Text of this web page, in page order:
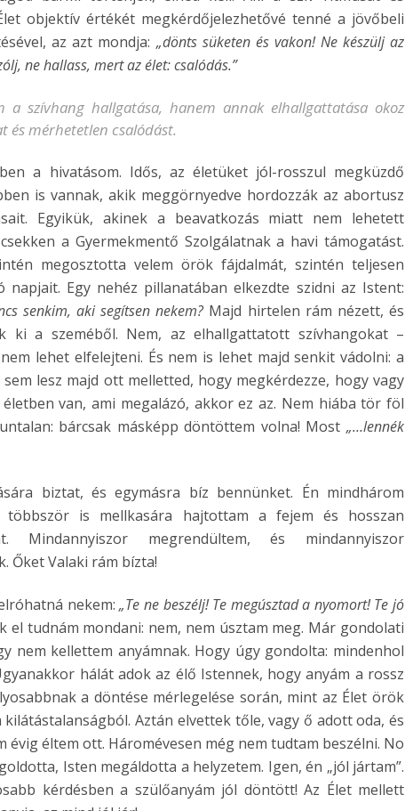
objektív értékét megkérdőjelezhetővé tenné a jövőbeli
az azt mondja: „dönts süketen és vakon! Ne készülj az
ne hallass, mert az élet: csalódás.”
a szívhang hallgatása, hanem annak elhallgattatása okoz
és mérhetetlen csalódást.
a hivatásom. Idős, az életüket jól-rosszul megküzdő
is vannak, akik meggörnyedve hordozzák az abortusz
Egyikük, akinek a beavatkozás miatt nem lehetett
a Gyermekmentő Szolgálatnak a havi támogatást.
megosztotta velem örök fájdalmát, szintén teljesen
Egy nehéz pillanatában elkezdte szidni az Istent:
senkim, aki segítsen nekem?Majd hirtelen rám nézett, és
ki a szeméből. Nem, az elhallgattatott szívhangokat –
lehet elfelejteni. És nem is lehet majd senkit vádolni: a
lesz majd ott melletted, hogy megkérdezze, hogy vagy
van, ami megalázó, akkor ez az. Nem hiába tör föl
bárcsak másképp döntöttem volna! Most „…lennék
biztat, és egymásra bíz bennünket. Én mindhárom
többször is mellkasára hajtottam a fejem és hosszan
Mindannyiszor megrendültem, és mindannyiszor
Őket Valaki rám bízta!
nekem:„Te ne beszélj! Te megúsztad a nyomort! Te jó
el tudnám mondani: nem, nem úsztam meg. Már gondolati
nem kellettem anyámnak. Hogy úgy gondolta: mindenhol
hálát adok az élő Istennek, hogy anyám a rossz
a döntése mérlegelése során, mint az Élet örök
Aztán elvettek tőle, vagy ő adott oda, és
évig éltem ott. Háromévesen még nem tudtam beszélni. No
Isten megáldotta a helyzetem. Igen, én „jól jártam”.
kérdésben a szülőanyám jól döntött! Az Élet mellett